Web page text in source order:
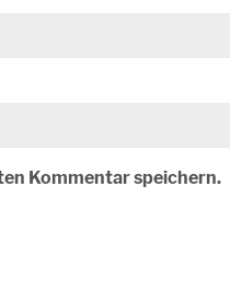
Kommentar speichern.